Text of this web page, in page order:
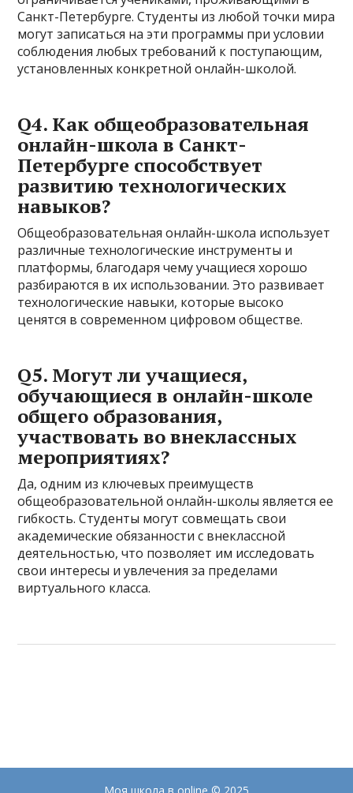
Санкт-Петербурге. Студенты из любой точки мира
могут записаться на эти программы при условии
соблюдения любых требований к поступающим,
установленных конкретной онлайн-школой.
Q4. Как общеобразовательная
онлайн-школа в Санкт-
Петербурге способствует
развитию технологических
навыков?
Общеобразовательная онлайн-школа использует
различные технологические инструменты и
платформы, благодаря чему учащиеся хорошо
разбираются в их использовании. Это развивает
технологические навыки, которые высоко
ценятся в современном цифровом обществе.
Q5. Могут ли учащиеся,
обучающиеся в онлайн-школе
общего образования,
участвовать во внеклассных
мероприятиях?
Да, одним из ключевых преимуществ
общеобразовательной онлайн-школы является ее
гибкость. Студенты могут совмещать свои
академические обязанности с внеклассной
деятельностью, что позволяет им исследовать
свои интересы и увлечения за пределами
виртуального класса.